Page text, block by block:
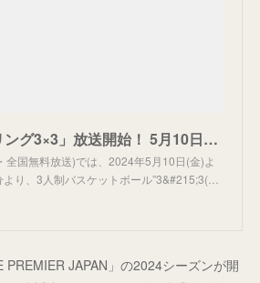
新番組「トラベリング3×3」放送開始！ 5月10日（金）スタート 番組MC 水溜りボンド カンタのコメントが到着！ ｜ ＢＳ松竹東急
全国無料放送)では、2024年5月10日(金)よ
り、3人制バスケットボール”3&#215;3(…
JAPAN」の2024シーズンが開